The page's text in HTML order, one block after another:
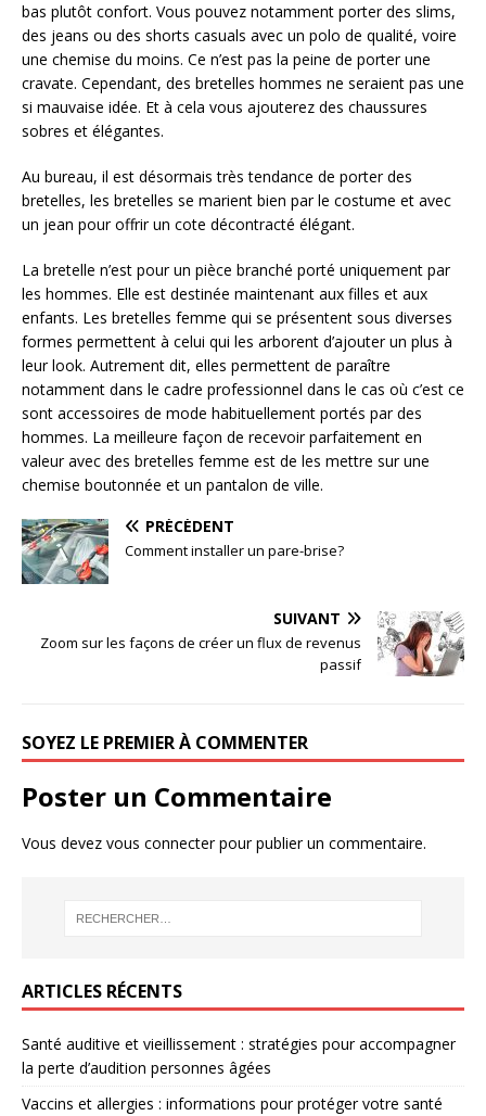
bas plutôt confort. Vous pouvez notamment porter des slims,
des jeans ou des shorts casuals avec un polo de qualité, voire
une chemise du moins. Ce n’est pas la peine de porter une
cravate. Cependant, des bretelles hommes ne seraient pas une
si mauvaise idée. Et à cela vous ajouterez des chaussures
sobres et élégantes.
Au bureau, il est désormais très tendance de porter des
bretelles, les bretelles se marient bien par le costume et avec
un jean pour offrir un cote décontracté élégant.
La bretelle n’est pour un pièce branché porté uniquement par
les hommes. Elle est destinée maintenant aux filles et aux
enfants. Les bretelles femme qui se présentent sous diverses
formes permettent à celui qui les arborent d’ajouter un plus à
leur look. Autrement dit, elles permettent de paraître
notamment dans le cadre professionnel dans le cas où c’est ce
sont accessoires de mode habituellement portés par des
hommes. La meilleure façon de recevoir parfaitement en
valeur avec des bretelles femme est de les mettre sur une
chemise boutonnée et un pantalon de ville.
PRÉCÉDENT
Comment installer un pare-brise?
SUIVANT
Zoom sur les façons de créer un flux de revenus
passif
SOYEZ LE PREMIER À COMMENTER
Poster un Commentaire
Vous devez vous connecterpour publier un commentaire.
ARTICLES RÉCENTS
Santé auditive et vieillissement : stratégies pour accompagner
la perte d’audition personnes âgées
Vaccins et allergies : informations pour protéger votre santé